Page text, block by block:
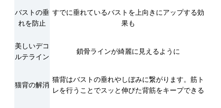
バストの垂
れを防止
すでに垂れているバストを上向きにアップする効
果も
美しいデコ
ルテライン
鎖骨ラインが綺麗に見えるように
猫背の解消
猫背はバストの垂れやしぼみに繋がります。筋ト
レを行うことでスッと伸びた背筋をキープできる